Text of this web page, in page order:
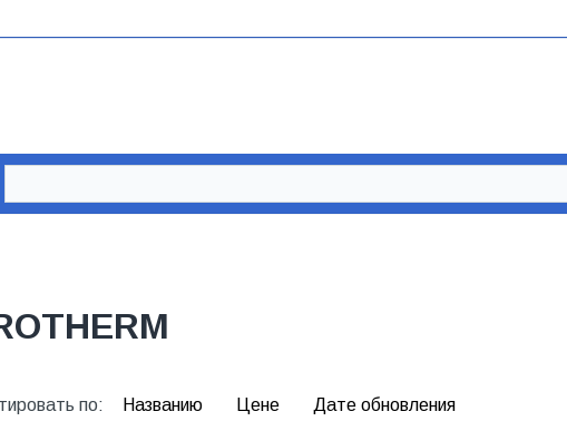
по: Названию Цене Дате обновления